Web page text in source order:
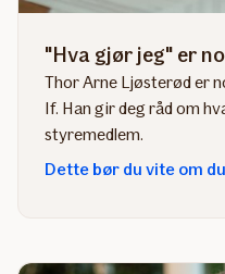
"Hva gjør jeg" er
Thor Arne Ljøsterød er
If. Han gir deg råd om
styremedlem.
Dette bør du vite om